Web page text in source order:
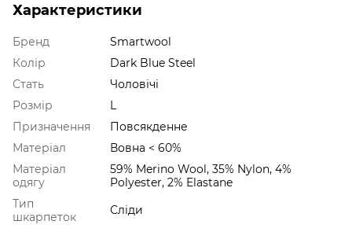
Характеристики
Бренд
Smartwool
Колір
Dark Blue Steel
Стать
Чоловічі
Розмір
L
Призначення
Повсякденне
Матеріал
Вовна < 60%
Матеріал
одягу
59% Merino Wool, 35% Nylon, 4%
Polyester, 2% Elastane
Тип
шкарпеток
Сліди